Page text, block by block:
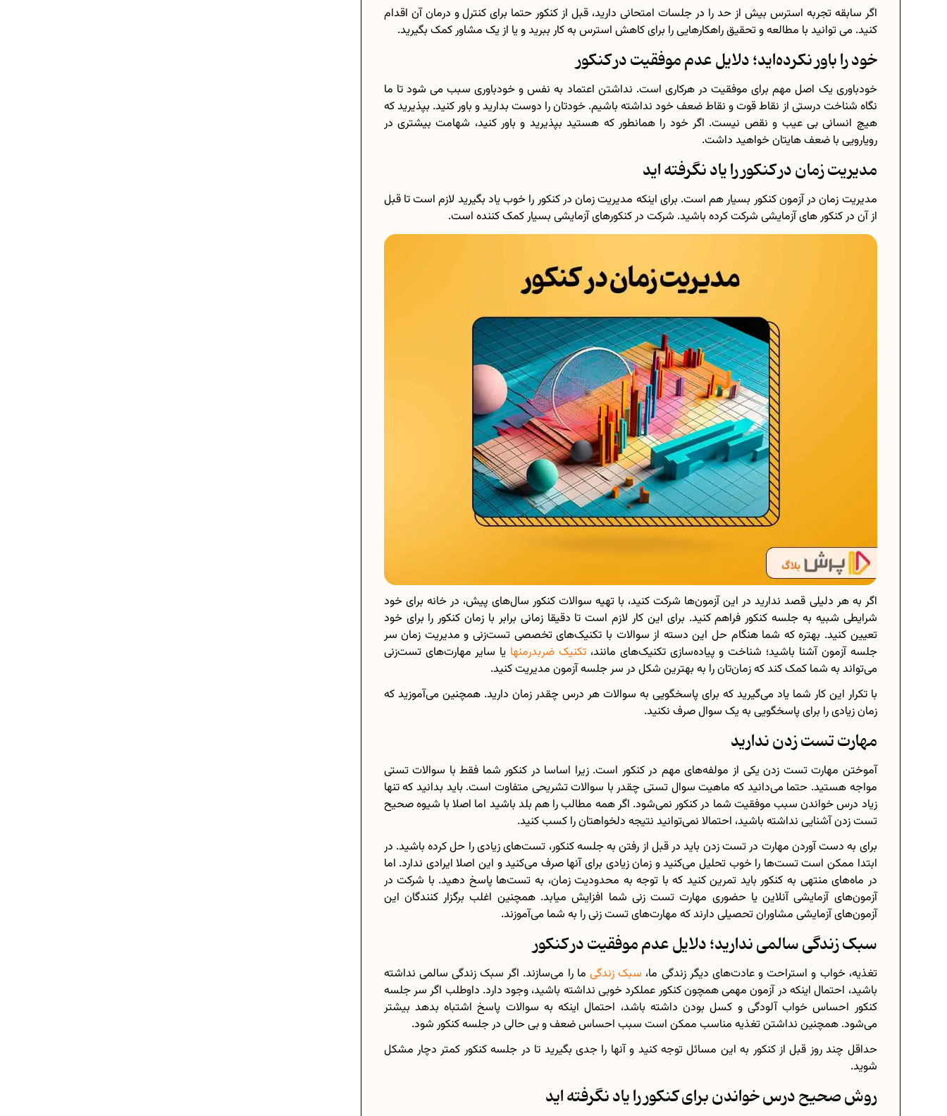
اگر سابقه تجربه استرس بیش از حد را در جلسات امتحانی دارید، قبل از کنکور حتما برای کنترل و درمان آن اقدام
کنید. می توانید با مطالعه و تحقیق راهکارهایی را برای کاهش استرس به کار ببرید و یا از یک مشاور کمک بگیرید.
خود را باور نکرده‌اید؛ دلایل عدم موفقیت در کنکور
خودباوری یک اصل مهم برای موفقیت در هرکاری است. نداشتن اعتماد به نفس و خودباوری سبب می شود تا ما
نگاه شناخت درستی از نقاط قوت و نقاط ضعف خود نداشته باشیم. خودتان را دوست بدارید و باور کنید. بپذیرید که
هیچ انسانی بی عیب و نقص نیست. اگر خود را همانطور که هستید بپذیرید و باور کنید، شهامت بیشتری در
رویارویی با ضعف هایتان خواهید داشت.
مدیریت زمان در کنکور را یاد نگرفته اید
مدیریت زمان در آزمون کنکور بسیار هم است. برای اینکه مدیریت زمان در کنکور را خوب یاد بگیرید لازم است تا قبل
از آن در کنکور های آزمایشی شرکت کرده باشید. شرکت در کنکورهای آزمایشی بسیار کمک کننده است.
اگر به هر دلیلی قصد ندارید در این آزمون‌ها شرکت کنید، با تهیه سوالات کنکور سال‌های پیش، در خانه برای خود
شرایطی شبیه به جلسه کنکور فراهم کنید. برای این کار لازم است تا دقیقا زمانی برابر با زمان کنکور را برای خود
تعیین کنید. بهتره که شما هنگام حل این دسته از سوالات با تکنیک‌های تخصصی تست‌زنی و مدیریت زمان سر
جلسه آزمون آشنا باشید؛ شناخت و پیاده‌سازی تکنیک‌های مانند،تکنیک ضربدرمنها یا سایر مهارت‌های تست‌زنی
می‌تواند به شما کمک کند که زمان‌تان را به بهترین شکل در سر جلسه آزمون مدیریت کنید.
با تکرار این کار شما یاد می‌گیرید که برای پاسخگویی به سوالات هر درس چقدر زمان دارید. همچنین می‌آموزید که
زمان زیادی را برای پاسخگویی به یک سوال صرف نکنید.
مهارت تست زدن ندارید
آموختن مهارت تست زدن یکی از مولفه‌های مهم در کنکور است. زیرا اساسا در کنکور شما فقط با سوالات تستی
مواجه هستید. حتما می‌دانید که ماهیت سوال تستی چقدر با سوالات تشریحی متفاوت است. باید بدانید که تنها
زیاد درس خواندن سبب موفقیت شما در کنکور نمی‌شود. اگر همه‌ مطالب را هم بلد باشید اما اصلا با شیوه صحیح
تست زدن آشنایی نداشته باشید، احتمالا نمی‌توانید نتیجه دلخواهتان را کسب کنید.
برای به دست آوردن مهارت در تست زدن باید در قبل از رفتن به جلسه کنکور، تست‌های زیادی را حل کرده باشید. در
ابتدا ممکن است تست‌ها را خوب تحلیل می‌کنید و زمان زیادی برای آنها صرف می‌کنید و این اصلا ایرادی ندارد. اما
در ماه‌های منتهی به کنکور باید تمرین کنید که با توجه به محدودیت زمان، به تست‌ها پاسخ دهید. با شرکت در
آزمون‌های آزمایشی آنلاین یا حضوری مهارت تست زنی شما افزایش میابد. همچنین اغلب برگزار کنندگان این
آزمون‌های آزمایشی مشاوران تحصیلی دارند که مهارت‌های تست زنی را به شما می‌آموزند.
سبک زندگی سالمی ندارید؛ دلایل عدم موفقیت در کنکور
تغذیه، خواب و استراحت و عادت‌های دیگر زندگی ما، سبک زندگی ما را می‌سازند. اگر سبک زندگی سالمی نداشته
باشید، احتمال اینکه در آزمون مهمی همچون کنکور عملکرد خوبی نداشته باشید، وجود دارد. داوطلب اگر سر جلسه
کنکور احساس خواب آلودگی و کسل بودن داشته باشد، احتمال اینکه به سوالات پاسخ اشتباه بدهد بیشتر
می‌شود. همچنین نداشتن تغذیه مناسب ممکن است سبب احساس ضعف و بی حالی در جلسه کنکور شود.
حداقل چند روز قبل از کنکور به این مسائل توجه کنید و آنها را جدی بگیرید تا در جلسه کنکور کمتر دچار مشکل
شوید.
روش صحیح درس خواندن برای کنکور را یاد نگرفته اید